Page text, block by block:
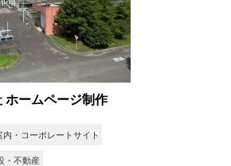
ホームページ制作
内・コーポレートサイト
・不動産